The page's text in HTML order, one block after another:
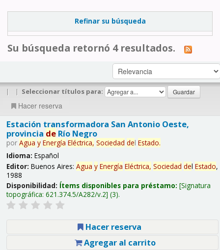
Refinar su búsqueda
Su búsqueda retornó 4 resultados.
| | Seleccionar títulos para:
Hacer reserva
Estación transformadora San Antonio Oeste,
provincia deRío Negro
por Agua y Energía Eléctrica, Sociedad del Estado.
Idioma: Español
Editor: Buenos Aires: Agua y Energía Eléctrica, Sociedad del Estado,
1988
Disponibilidad: Ítems disponibles para préstamo: Signatura
topográfica: 621.374.5/A282/v.2 (3).
Hacer reserva
Agregar al carrito